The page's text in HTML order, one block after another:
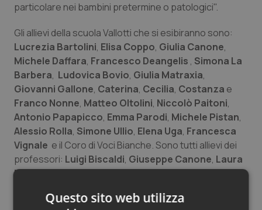
Tumore al seno
Tumore ovarico
Tumori del Polmone & Testa Collo
Tumori gastrointestinali
Vaccini
particolare nei bambini pretermine o patologici".
Gli allievi della scuola Vallotti che si esibiranno sono:
Lucrezia Bartolini, Elisa Coppo, Giulia Canone,
Michele Daffara, Francesco Deangelis , Simona La
Barbera, Ludovica Bovio, Giulia Matraxia,
Giovanni Gallone, Caterina, Cecilia, Costanza e
Franco Nonne, Matteo Oltolini, Niccolò Paitoni,
Antonio Papapicco, Emma Parodi, Michele Pistan,
Alessio Rolla, Simone Ullio, Elena Uga, Francesca
Vignale e il Coro di Voci Bianche. Sono tutti allievi dei
professori: Luigi Biscaldi, Giuseppe Canone, Laura
Mancini,Antonella Metrangolo,Mariateresa
Schettini,Paolo TurinoeSimona Zambruno
Questo sito web utilizza